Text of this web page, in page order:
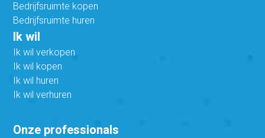
Bedrijfsruimte kopen
Bedrijfsruimte huren
Ik wil
Ik wil verkopen
Ik wil kopen
Ik wil huren
Ik wil verhuren
Onze professionals